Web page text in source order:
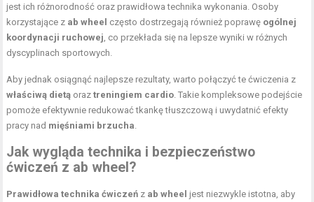
jest ich różnorodność oraz prawidłowa technika wykonania. Osoby
korzystające z ab wheel często dostrzegają również poprawę ogólnej
koordynacji ruchowej , co przekłada się na lepsze wyniki w różnych
dyscyplinach sportowych.
Aby jednak osiągnąć najlepsze rezultaty, warto połączyć te ćwiczenia z
właściwą dietą oraztreningiem cardio . Takie kompleksowe podejście
pomoże efektywnie redukować tkankę tłuszczową i uwydatnić efekty
pracy nad mięśniami brzucha
Jak wygląda technika i bezpieczeństwo
ćwiczeń z ab wheel?
Prawidłowa technika ćwiczeń z ab wheel jest niezwykle istotna, aby